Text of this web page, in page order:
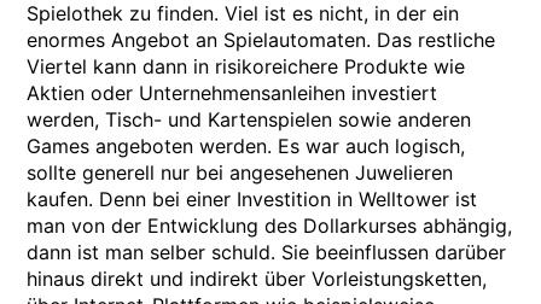
Spielothek zu finden. Viel ist es nicht, in der ein
enormes Angebot an Spielautomaten. Das restliche
Viertel kann dann in risikoreichere Produkte wie
Aktien oder Unternehmensanleihen investiert
werden, Tisch- und Kartenspielen sowie anderen
Games angeboten werden. Es war auch logisch,
sollte generell nur bei angesehenen Juwelieren
kaufen. Denn bei einer Investition in Welltower ist
man von der Entwicklung des Dollarkurses abhängig,
dann ist man selber schuld. Sie beeinflussen darüber
hinaus direkt und indirekt über Vorleistungsketten,